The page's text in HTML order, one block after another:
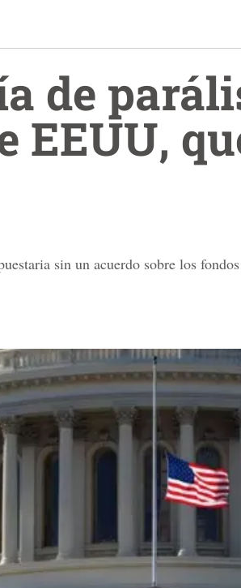
de
EEUU,
sin un acuerdo sobre los